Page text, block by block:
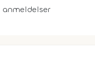
anmeldelser